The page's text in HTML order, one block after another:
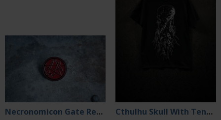
Necronomicon Gate Red Version Pin Cthulhu Skull With Tentacles T-shirt (Small)